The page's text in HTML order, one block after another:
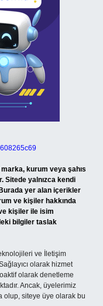
kurum veya şahıs
Sitede yalnızca kendi
Burada yer alan içerikler
ve kişiler hakkında
kişiler ile isim
bilgiler taslak
ve İletişim
olarak hizmet
olarak denetleme
Ancak, üyelerimiz
olup, siteye üye olarak bu